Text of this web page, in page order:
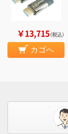
￥13,715（税込）
カゴへ